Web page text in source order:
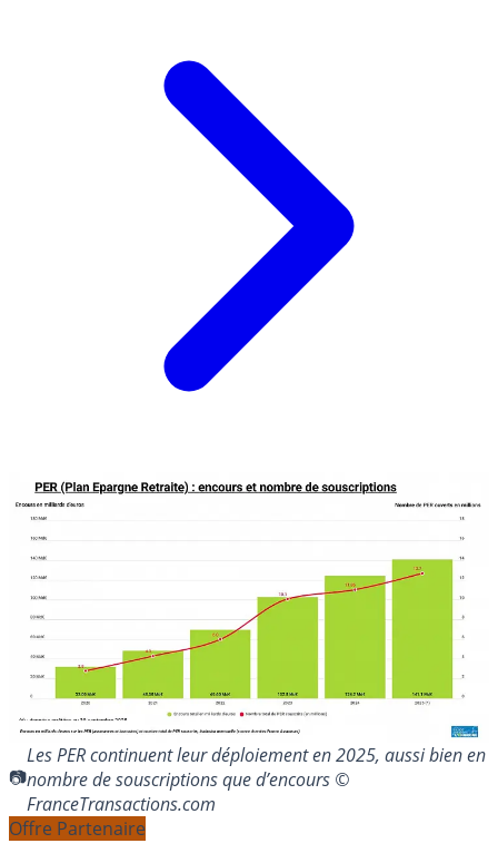
Les PER continuent leur déploiement en 2025, aussi bien en
nombre de souscriptions que d’encours ©
FranceTransactions.com
Offre Partenaire